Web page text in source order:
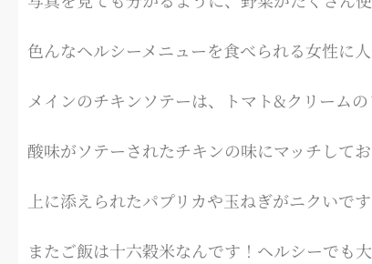
色んなヘルシーメニューを食べられる女性に人
メインのチキンソテーは、トマト&クリーム
酸味がソテーされたチキンの味にマッチして
上に添えられたパプリカや玉ねぎがニクいです
またご飯は十六穀米なんです！ヘルシーでも